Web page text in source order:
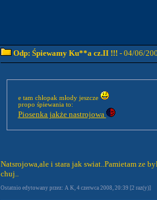
Odp: Śpiewamy Ku**a cz.II !!! - 04/06/
e tam chłopak młody jeszcze
propo śpiewania to:
Piosenka jakże nastrojowa
Natsrojowa,ale i stara jak swiat..Pamietam ze
chuj..
Ostatnio edytowany przez: A K, 4 czerwca 2008, 20:39 [2 raz(y)]